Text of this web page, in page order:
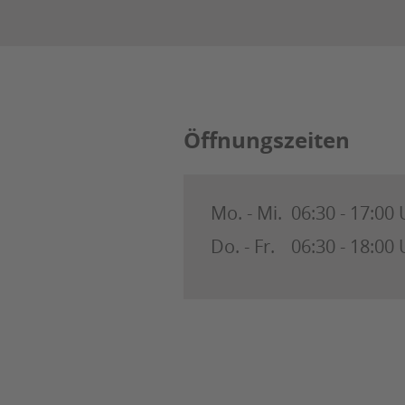
Öffnungszeiten
Mo. - Mi. 06:30 - 17:00
Do. - Fr.
06:30 - 18:00